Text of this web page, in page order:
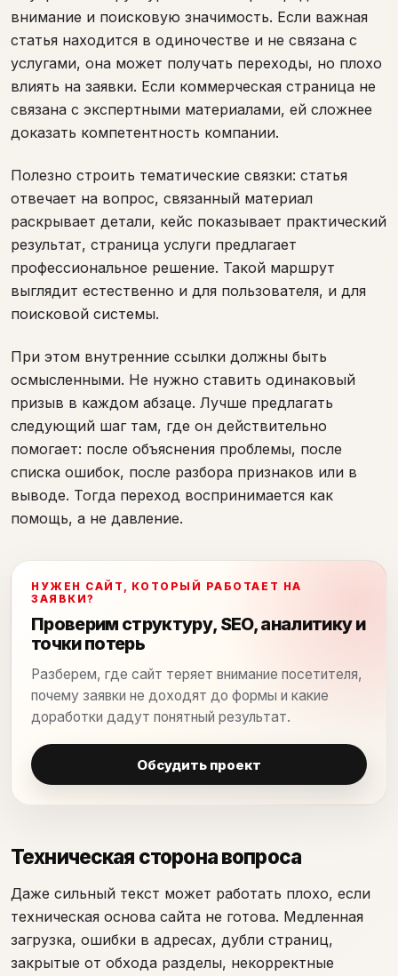
внимание и поисковую значимость. Если важная
статья находится в одиночестве и не связана с
услугами, она может получать переходы, но плохо
влиять на заявки. Если коммерческая страница не
связана с экспертными материалами, ей сложнее
доказать компетентность компании.
Полезно строить тематические связки: статья
отвечает на вопрос, связанный материал
раскрывает детали, кейс показывает практический
результат, страница услуги предлагает
профессиональное решение. Такой маршрут
выглядит естественно и для пользователя, и для
поисковой системы.
При этом внутренние ссылки должны быть
осмысленными. Не нужно ставить одинаковый
призыв в каждом абзаце. Лучше предлагать
следующий шаг там, где он действительно
помогает: после объяснения проблемы, после
списка ошибок, после разбора признаков или в
выводе. Тогда переход воспринимается как
помощь, а не давление.
НУЖЕН САЙТ, КОТОРЫЙ РАБОТАЕТ НА
ЗАЯВКИ?
Проверим структуру, SEO, аналитику и
точки потерь
Разберем, где сайт теряет внимание посетителя,
почему заявки не доходят до формы и какие
доработки дадут понятный результат.
Обсудить проект
Техническая сторона вопроса
Даже сильный текст может работать плохо, если
техническая основа сайта не готова. Медленная
загрузка, ошибки в адресах, дубли страниц,
закрытые от обхода разделы, некорректные